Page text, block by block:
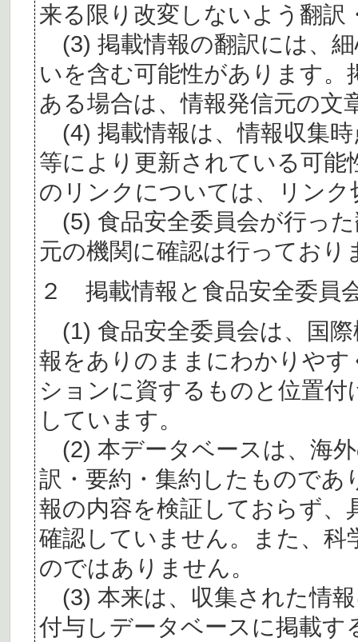
来る限り改変しないよう翻訳
(3) 掲載情報の翻訳には、
いを含む可能性があります。
ある場合は、情報発信元の文
(4) 掲載情報は、情報収集
等により更新されている可
のリンクについては、リン
(5) 食品安全委員会が行っ
元の機関に確認は行っており
２ 掲載情報と食品安全委員
(1) 食品安全委員会は、国
報をありのままにわかりや
ションに資するものと位置
しています。
(2) 本データベースは、海
訳・要約・集約したものであ
報の内容を検証しておらず、
確認していません。また、
のではありません。
(3) 本来は、収集された情
付与しデータベースに掲載